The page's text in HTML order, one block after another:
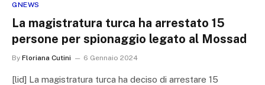
GNEWS
La magistratura turca ha arrestato 15
persone per spionaggio legato al Mossad
By Floriana Cutini 6 Gennaio 2024
[lid] La magistratura turca ha deciso di arrestare 15